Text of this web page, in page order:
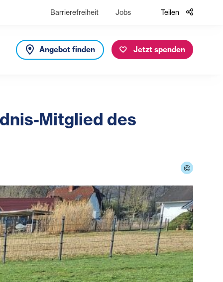
Barrierefreiheit Jobs Teilen
Angebot finden Jetzt spenden
Mitglied des
©